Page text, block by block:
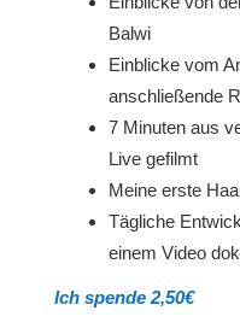
Balwi
Einblicke vom
anschließende
7 Minuten aus
Live gefilmt
Meine erste
Tägliche
einem Video
Ich spende 2,50€